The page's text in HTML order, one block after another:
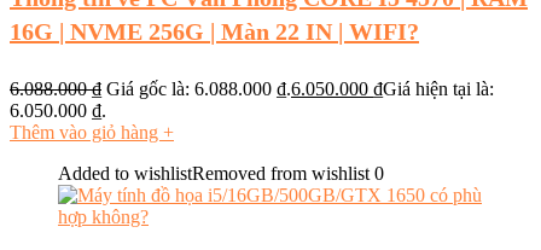
16G | NVME 256G | Màn 22 IN | WIFI?
6.088.000₫ Giá gốc là: 6.088.000 ₫.6.050.000 ₫Giá hiện tại là:
6.050.000 ₫.
Thêm vào giỏ hàng +
Added to wishlistRemoved from wishlist 0